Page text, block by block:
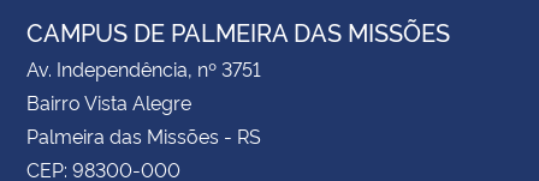
CAMPUS DE PALMEIRA DAS MISSÕES
Av. Independência, nº 3751
Bairro Vista Alegre
Palmeira das Missões - RS
CEP: 98300-000